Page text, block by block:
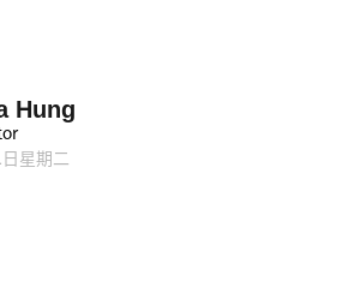
Hung
星期二